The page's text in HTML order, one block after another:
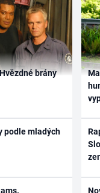
brány
podle mladých